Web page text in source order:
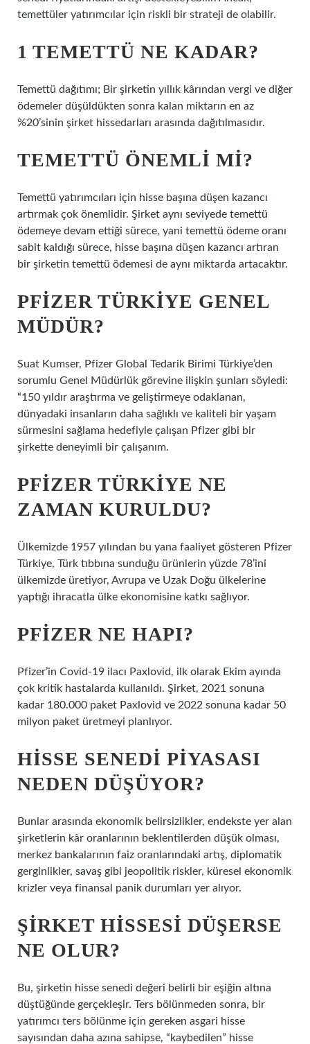
temettüler yatırımcılar için riskli bir strateji de olabilir.
1 TEMETTÜ NE KADAR?
Temettü dağıtımı; Bir şirketin yıllık kârından vergi ve diğer
ödemeler düşüldükten sonra kalan miktarın en az
%20’sinin şirket hissedarları arasında dağıtılmasıdır.
TEMETTÜ ÖNEMLI MI?
Temettü yatırımcıları için hisse başına düşen kazancı
artırmak çok önemlidir. Şirket aynı seviyede temettü
ödemeye devam ettiği sürece, yani temettü ödeme oranı
sabit kaldığı sürece, hisse başına düşen kazancı artıran
bir şirketin temettü ödemesi de aynı miktarda artacaktır.
PFIZER TÜRKIYE GENEL
MÜDÜR?
Suat Kumser, Pfizer Global Tedarik Birimi Türkiye’den
sorumlu Genel Müdürlük görevine ilişkin şunları söyledi:
“150 yıldır araştırma ve geliştirmeye odaklanan,
dünyadaki insanların daha sağlıklı ve kaliteli bir yaşam
sürmesini sağlama hedefiyle çalışan Pfizer gibi bir
şirkette deneyimli bir çalışanım.
PFIZER TÜRKIYE NE
ZAMAN KURULDU?
Ülkemizde 1957 yılından bu yana faaliyet gösteren Pfizer
Türkiye, Türk tıbbına sunduğu ürünlerin yüzde 78’ini
ülkemizde üretiyor, Avrupa ve Uzak Doğu ülkelerine
yaptığı ihracatla ülke ekonomisine katkı sağlıyor.
PFIZER NE HAPI?
Pfizer’in Covid-19 ilacı Paxlovid, ilk olarak Ekim ayında
çok kritik hastalarda kullanıldı. Şirket, 2021 sonuna
kadar 180.000 paket Paxlovid ve 2022 sonuna kadar 50
milyon paket üretmeyi planlıyor.
HISSE SENEDI PIYASASI
NEDEN DÜŞÜYOR?
Bunlar arasında ekonomik belirsizlikler, endekste yer alan
şirketlerin kâr oranlarının beklentilerden düşük olması,
merkez bankalarının faiz oranlarındaki artış, diplomatik
gerginlikler, savaş gibi jeopolitik riskler, küresel ekonomik
krizler veya finansal panik durumları yer alıyor.
ŞIRKET HISSESI DÜŞERSE
NE OLUR?
Bu, şirketin hisse senedi değeri belirli bir eşiğin altına
düştüğünde gerçekleşir. Ters bölünmeden sonra, bir
yatırımcı ters bölünme için gereken asgari hisse
sayısından daha azına sahipse, “kaybedilen” hisse